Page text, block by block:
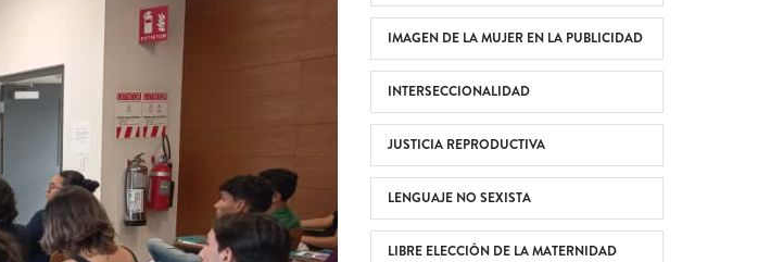
IMAGEN DE LA MUJER EN LA PUBLICIDAD
INTERSECCIONALIDAD
JUSTICIA REPRODUCTIVA
LENGUAJE NO SEXISTA
LIBRE ELECCIÓN DE LA MATERNIDAD